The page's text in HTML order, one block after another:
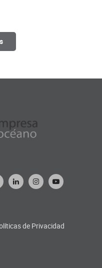
de Privacidad